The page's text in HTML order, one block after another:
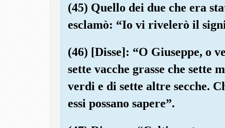
(45) Quello dei due che era
esclamò: “Io vi rivelerò il
(46) [Disse]: “O Giuseppe, o
sette vacche grasse che sette
verdi e di sette altre secche.
essi possano sapere”.